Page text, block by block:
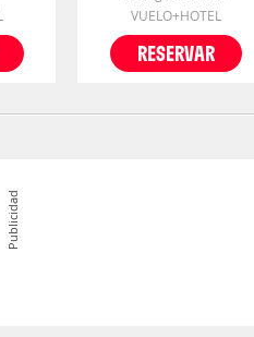
VUELO+HOTEL
RESERVAR
Publicidad